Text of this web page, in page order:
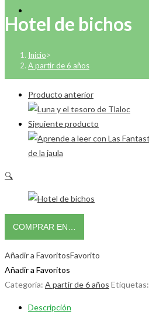
Hotel de bichos
Inicio>
A partir de 6 años
Producto anterior
Siguiente producto
🔍
COMPRAR EN…
Añadir a FavoritosFavorito
Añadir a Favoritos
Categoría: A partir de 6 años Etiquetas:
Descripción